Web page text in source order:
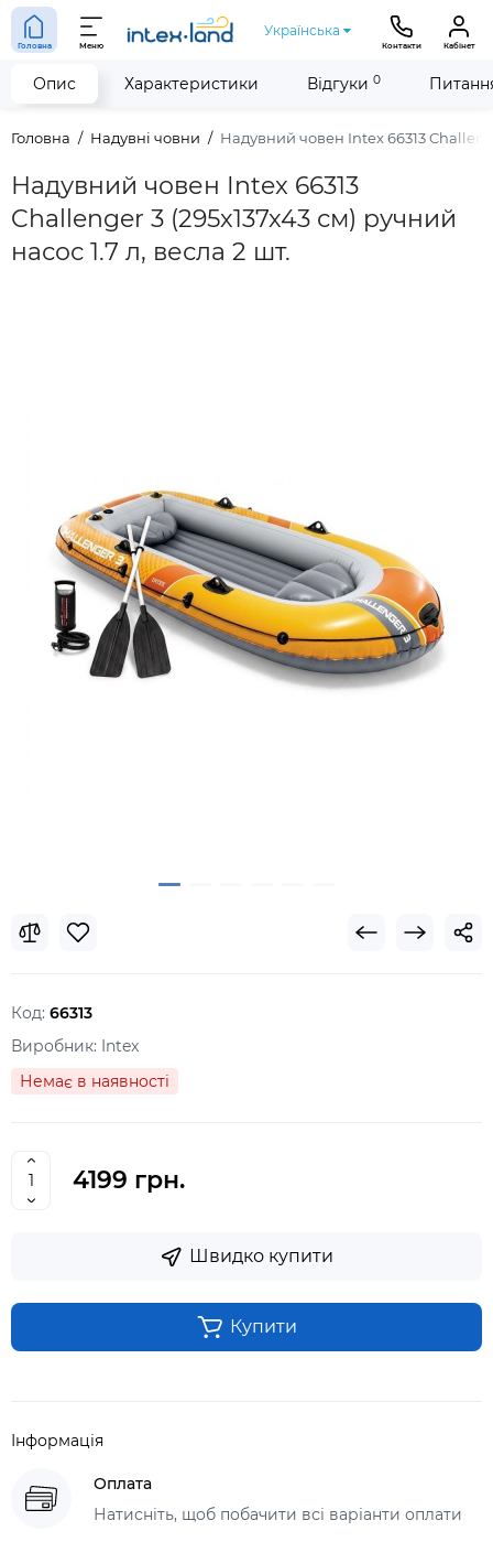
Головна Меню
Українська
Контакти Кабінет
Головна Надувні човни Надувний човен Intex 66313
Надувний човен Intex 66313
Challenger 3 (295х137х43 см) ручний
насос 1.7 л, весла 2 шт.
Код: 66313
Виробник: Intex
Немає в наявності
4199 грн.
Швидко купити
Купити
Інформація
Оплата
Натисніть, щоб побачити всі варіанти оплати
Опис Характеристики Відгуки 0